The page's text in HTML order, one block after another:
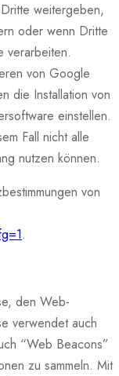
weitergeben,
oder wenn Dritte
verarbeiten.
von Google
die Installation von
einstellen.
Fall nicht alle
nutzen können.
von
.
den Web-
verwendet auch
“Web Beacons”
zu sammeln. Mit